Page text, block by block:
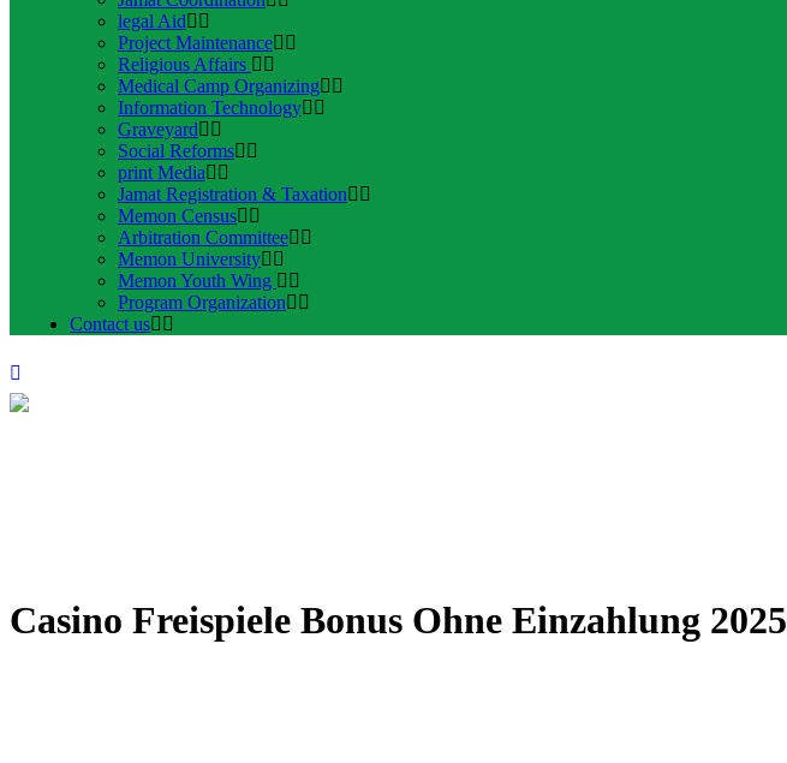
legal Aid
Project Maintenance
Religious Affairs
Medical Camp Organizing
Information Technology
Graveyard
Social Reforms
print Media
Jamat Registration & Taxation
Memon Census
Arbitration Committee
Memon University
Memon Youth Wing
Program Organization
Contact us
Casino Freispiele Bonus Ohne Einzahlung 2025